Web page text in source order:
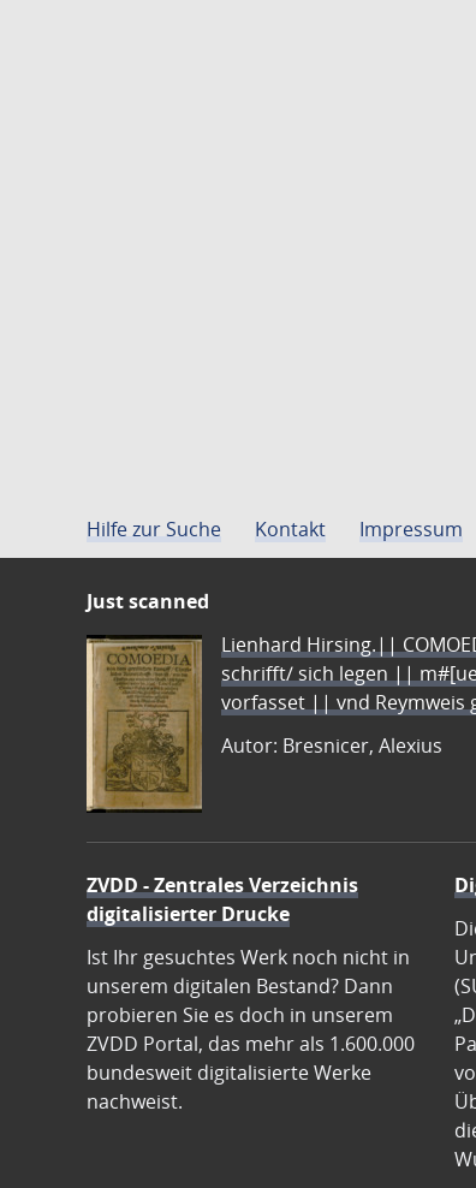
Hilfe zur Suche Kontakt Impressum
Just scanned
Lienhard Hirsing.||
schrifft/ sich legen ||
vorfasset || vnd
Autor: Bresnicer, Alexius
ZVDD - Zentrales Verzeichnis
digitalisierter Drucke
Ist Ihr gesuchtes Werk noch nicht in
unserem digitalen Bestand? Dann
probieren Sie es doch in unserem
ZVDD Portal, das mehr als 1.600.000
bundesweit digitalisierte Werke
nachweist.